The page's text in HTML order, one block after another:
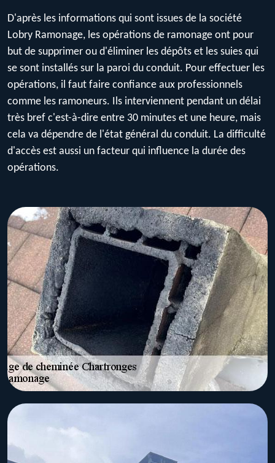
D'après les informations qui sont issues de la société
Lobry Ramonage, les opérations de ramonage ont pour
but de supprimer ou d'éliminer les dépôts et les suies qui
se sont installés sur la paroi du conduit. Pour effectuer les
opérations, il faut faire confiance aux professionnels
comme les ramoneurs. Ils interviennent pendant un délai
très bref c'est-à-dire entre 30 minutes et une heure, mais
cela va dépendre de l'état général du conduit. La difficulté
d'accès est aussi un facteur qui influence la durée des
opérations.